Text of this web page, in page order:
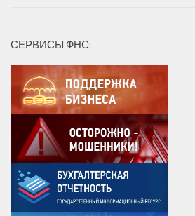
СЕРВИСЫ ФНС: